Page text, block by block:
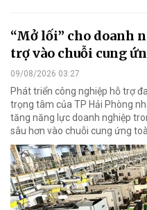
“Mở lối” cho doanh
trợ vào chuỗi cung
09/08/2026 03:27
Phát triển công nghiệp hỗ trợ
trọng tâm của TP Hải Phòng
tăng năng lực doanh nghiệp
sâu hơn vào chuỗi cung ứng